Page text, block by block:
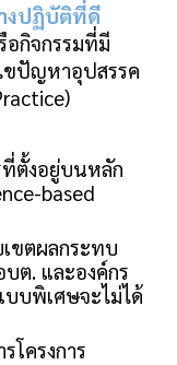
งปฏิบัติที่ดี
อกิจกรรมที่มี
ขปัญหาอุปสรรค
ตั้งอยู่บนหลัก
based
ขตผลกระทบ
บต. และองค์กร
บพิเศษจะไม่ได้
โครงการ